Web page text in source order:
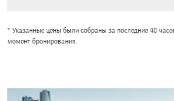
* Указанные цены были собраны за последние 48
момент бронирования.